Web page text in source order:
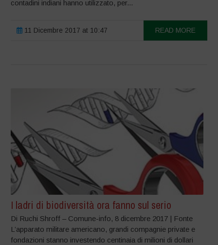
contadini indiani hanno utilizzato, per...
11 Dicembre 2017 at 10:47 READ MORE
I ladri di biodiversità ora fanno sul serio
Di Ruchi Shroff – Comune-info, 8 dicembre 2017 | Fonte
L’apparato militare americano, grandi compagnie private e
fondazioni stanno investendo centinaia di milioni di dollari